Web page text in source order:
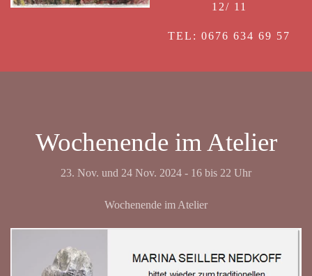
12/ 11
TEL: 0676 634 69 57
Wochenende im Atelier
23. Nov. und 24 Nov. 2024 - 16 bis 22 Uhr
Wochenende im Atelier